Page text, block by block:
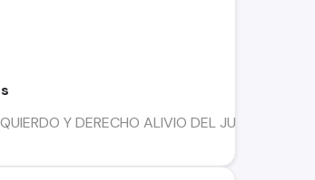
Y DERECHO ALIVIO DEL